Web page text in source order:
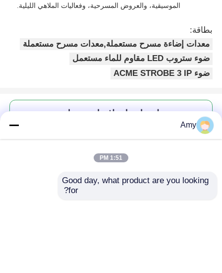
الموسيقية، والعروض المسرحية، وفعاليات الملاهي الليلية.
بطاقة:
معدات إضاءة مسرح مستعملة,معدات مسرح مستعملة
ضوء ستروب LED مقاوم للماء مستعمل
ضوء ACME STROBE 3 IP
احصل على افضل سعر ل
شريط إضاءة ACME STROBE 3
Amy
1:51 PM
Good day, what product are you looking
for?